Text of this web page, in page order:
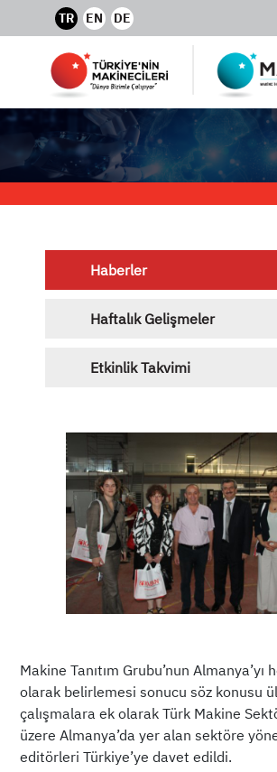
TR EN DE
Haberler
Haftalık Gelişmeler
Etkinlik Takvimi
Makine Tanıtım Grubu’nun Almanya’yı
olarak belirlemesi sonucu söz konusu
çalışmalara ek olarak Türk Makine
üzere Almanya’da yer alan sektöre
editörleri Türkiye’ye davet edildi.